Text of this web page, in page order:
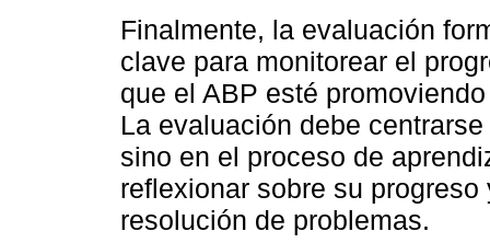
Finalmente, la evaluación
clave para monitorear el
que el ABP esté
La evaluación debe
sino en el proceso de
reflexionar sobre su
resolución de problemas.